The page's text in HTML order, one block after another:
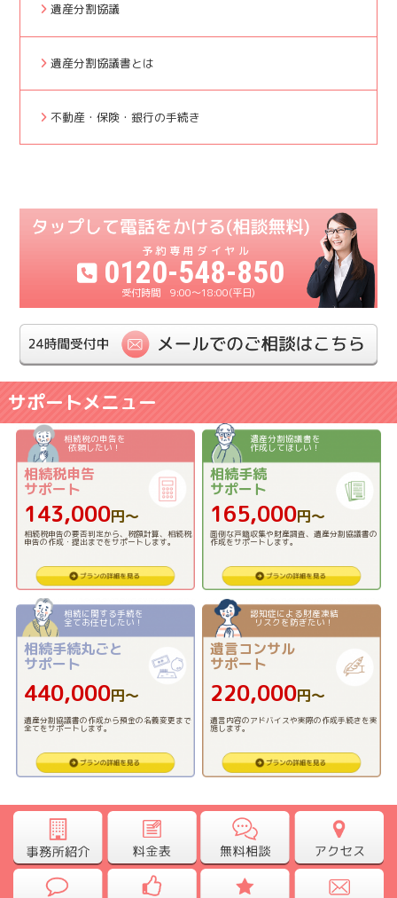
遺産分割協議
遺産分割協議書とは
不動産・保険・銀行の手続き
0120-548-850
9:00〜18:00(平日)
サポートメニュー
相続税の申告を
依頼したい！
相続税申告
サポート
143,000円〜
相続税申告の要否判定から、税額計算、相続税
申告の作成・提出までをサポートします。
遺産分割協議書を
作成してほしい！
相続手続
サポート
165,000円〜
面倒な戸籍収集や財産調査、遺産分割協議書の
作成をサポートします。
相続に関する手続を
全てお任せしたい！
相続手続丸ごと
サポート
440,000円〜
遺産分割協議書の作成から預金の名義変更まで
全てをサポートします。
認知症による財産凍結
リスクを防ぎたい！
遺言コンサル
サポート
220,000円〜
遺言内容のアドバイスや実際の作成手続きを実
施します。